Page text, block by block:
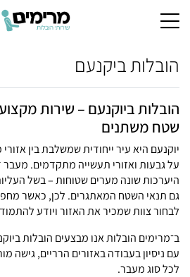
הובלות ביקנעם
הובלות ביוקנעם – שירות
שטח משתנים
יוקנעם היא עיר ייחודית שמשלבת בין
על גבעות ואזורי תעשייה מתקדמים. מעבר
היערכות שונה מערים שטוחות – בשל
גם תנאי השטח המאתגרים. לכן, כאשר
לבחור צוות שמכיר את האזור ויודע
ב־מרימים הובלותאנו מבצעים הובלות
עם ניסיון בעבודה באזורים הרריים, גישה
לכל סוג מעבר.